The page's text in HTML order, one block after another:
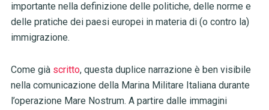
importante nella definizione delle politiche, delle norme e
delle pratiche dei paesi europei in materia di (o contro la)
immigrazione.
Come già scritto, questa duplice narrazione è ben visibile
nella comunicazione della Marina Militare Italiana durante
l’operazione Mare Nostrum. A partire dalle immagini